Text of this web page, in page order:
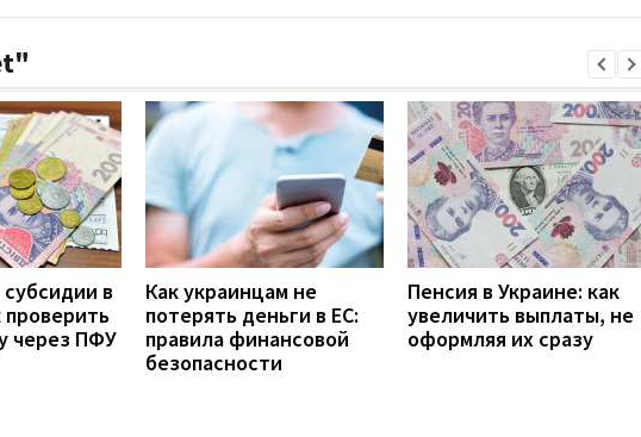
в
проверить
через ПФУ
Как украинцам не
потерять деньги в ЕС:
правила финансовой
безопасности
Пенсия в Украине: как
увеличить выплаты, не
оформляя их сразу